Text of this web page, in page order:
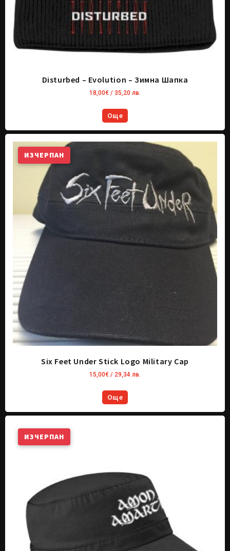
Disturbed – Evolution – Зимна Шапка
18,00€ / 35,20 лв.
Още
ИЗЧЕРПАН
Six Feet Under Stick Logo Military Cap
15,00€ / 29,34 лв.
Още
ИЗЧЕРПАН